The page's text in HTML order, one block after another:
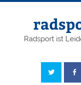
Radsport ist